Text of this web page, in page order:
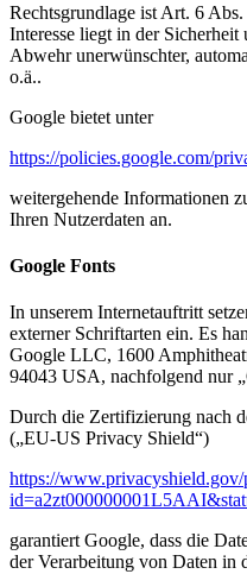
Rechtsgrundlage ist Art. 6
Interesse liegt in der
Abwehr unerwünschter,
o.ä..
Google bietet unter
https://policies.google.com/
weitergehende Informationen
Ihren Nutzerdaten an.
Google Fonts
In unserem Internetauftritt
externer Schriftarten ein. Es
Google LLC, 1600
94043 USA, nachfolgend nur
Durch die Zertifizierung nach
(„EU-US Privacy Shield“)
https://www.privacyshield.gov/
garantiert Google, dass die
der Verarbeitung von Daten in